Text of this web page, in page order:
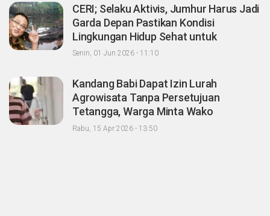
CERI; Selaku Aktivis, Jumhur Harus Jadi
Garda Depan Pastikan Kondisi
Lingkungan Hidup Sehat untuk
Masyarakat "Apalagi Setelah menjadi
Senin, 01 Jun 2026 - 11:10
Kandang Babi Dapat Izin Lurah
Agrowisata Tanpa Persetujuan
Tetangga, Warga Minta Wako
Pekanbaru Nonaktifkan Zulken
Rabu, 15 Apr 2026 - 13:50